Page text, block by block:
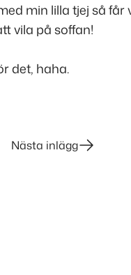
min lilla tjej så får
vila på soffan!
det, haha.
Nästa inlägg